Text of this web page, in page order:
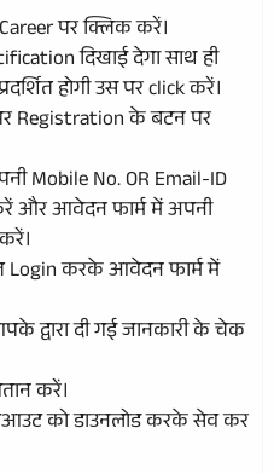
पर क्लिक करें।
दिखाई देगा साथ ही
होगी उस पर click करें।
Registration के बटन पर
Mobile No. OR Email-ID
और आवेदन फार्म में अपनी
Login करके आवेदन फार्म में
द्वारा दी गई जानकारी के चेक
करें।
को डाउनलोड करके सेव कर